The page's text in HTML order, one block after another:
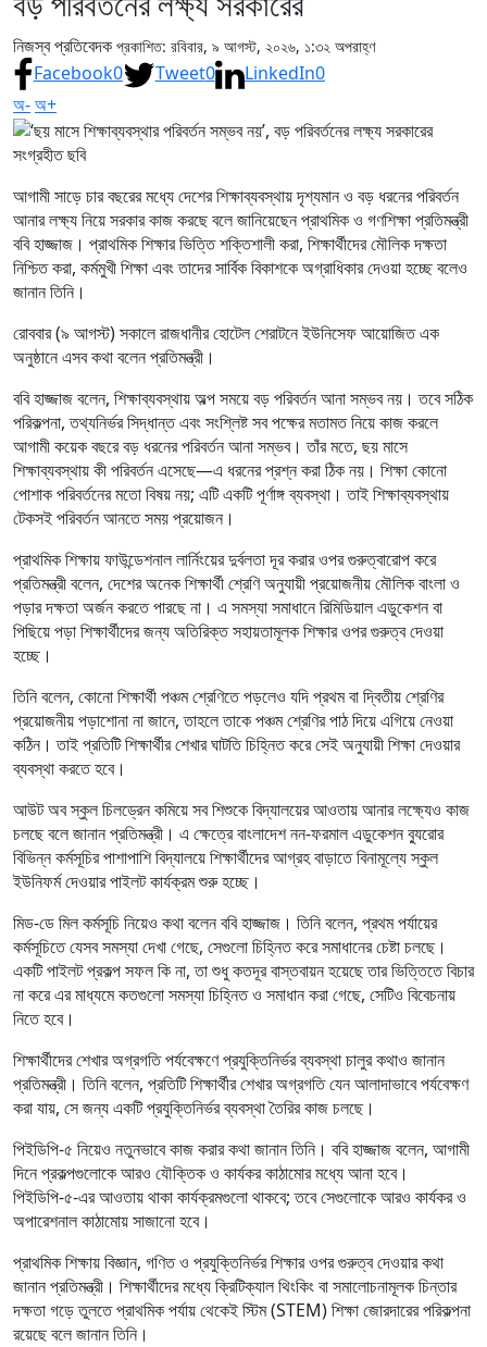
নিজস্ব প্রতিবেদক প্রকাশিত: রবিবার, ৯ আগস্ট, ২০২৬, ১:৩২ অপরাহ্ণ
Facebook0 Tweet0 LinkedIn0
অ-অ+
সংগ্রহীত ছবি
আগামী সাড়ে চার বছরের মধ্যে দেশের শিক্ষাব্যবস্থায় দৃশ্যমান ও বড় ধরনের পরিবর্তন
আনার লক্ষ্য নিয়ে সরকার কাজ করছে বলে জানিয়েছেন প্রাথমিক ও গণশিক্ষা প্রতিমন্ত্রী
ববি হাজ্জাজ। প্রাথমিক শিক্ষার ভিত্তি শক্তিশালী করা, শিক্ষার্থীদের মৌলিক দক্ষতা
নিশ্চিত করা, কর্মমুখী শিক্ষা এবং তাদের সার্বিক বিকাশকে অগ্রাধিকার দেওয়া হচ্ছে বলেও
জানান তিনি।
রোববার (৯ আগস্ট) সকালে রাজধানীর হোটেল শেরাটনে ইউনিসেফ আয়োজিত এক
অনুষ্ঠানে এসব কথা বলেন প্রতিমন্ত্রী।
ববি হাজ্জাজ বলেন, শিক্ষাব্যবস্থায় অল্প সময়ে বড় পরিবর্তন আনা সম্ভব নয়। তবে সঠিক
পরিকল্পনা, তথ্যনির্ভর সিদ্ধান্ত এবং সংশ্লিষ্ট সব পক্ষের মতামত নিয়ে কাজ করলে
আগামী কয়েক বছরে বড় ধরনের পরিবর্তন আনা সম্ভব। তাঁর মতে, ছয় মাসে
শিক্ষাব্যবস্থায় কী পরিবর্তন এসেছে—এ ধরনের প্রশ্ন করা ঠিক নয়। শিক্ষা কোনো
পোশাক পরিবর্তনের মতো বিষয় নয়; এটি একটি পূর্ণাঙ্গ ব্যবস্থা। তাই শিক্ষাব্যবস্থায়
টেকসই পরিবর্তন আনতে সময় প্রয়োজন।
প্রাথমিক শিক্ষায় ফাউন্ডেশনাল লার্নিংয়ের দুর্বলতা দূর করার ওপর গুরুত্বারোপ করে
প্রতিমন্ত্রী বলেন, দেশের অনেক শিক্ষার্থী শ্রেণি অনুযায়ী প্রয়োজনীয় মৌলিক বাংলা ও
পড়ার দক্ষতা অর্জন করতে পারছে না। এ সমস্যা সমাধানে রিমিডিয়াল এডুকেশন বা
পিছিয়ে পড়া শিক্ষার্থীদের জন্য অতিরিক্ত সহায়তামূলক শিক্ষার ওপর গুরুত্ব দেওয়া
হচ্ছে।
তিনি বলেন, কোনো শিক্ষার্থী পঞ্চম শ্রেণিতে পড়লেও যদি প্রথম বা দ্বিতীয় শ্রেণির
প্রয়োজনীয় পড়াশোনা না জানে, তাহলে তাকে পঞ্চম শ্রেণির পাঠ দিয়ে এগিয়ে নেওয়া
কঠিন। তাই প্রতিটি শিক্ষার্থীর শেখার ঘাটতি চিহ্নিত করে সেই অনুযায়ী শিক্ষা দেওয়ার
ব্যবস্থা করতে হবে।
আউট অব স্কুল চিলড্রেন কমিয়ে সব শিশুকে বিদ্যালয়ের আওতায় আনার লক্ষ্যেও কাজ
চলছে বলে জানান প্রতিমন্ত্রী। এ ক্ষেত্রে বাংলাদেশ নন-ফরমাল এডুকেশন ব্যুরোর
বিভিন্ন কর্মসূচির পাশাপাশি বিদ্যালয়ে শিক্ষার্থীদের আগ্রহ বাড়াতে বিনামূল্যে স্কুল
ইউনিফর্ম দেওয়ার পাইলট কার্যক্রম শুরু হচ্ছে।
মিড-ডে মিল কর্মসূচি নিয়েও কথা বলেন ববি হাজ্জাজ। তিনি বলেন, প্রথম পর্যায়ের
কর্মসূচিতে যেসব সমস্যা দেখা গেছে, সেগুলো চিহ্নিত করে সমাধানের চেষ্টা চলছে।
একটি পাইলট প্রকল্প সফল কি না, তা শুধু কতদূর বাস্তবায়ন হয়েছে তার ভিত্তিতে বিচার
না করে এর মাধ্যমে কতগুলো সমস্যা চিহ্নিত ও সমাধান করা গেছে, সেটিও বিবেচনায়
নিতে হবে।
শিক্ষার্থীদের শেখার অগ্রগতি পর্যবেক্ষণে প্রযুক্তিনির্ভর ব্যবস্থা চালুর কথাও জানান
প্রতিমন্ত্রী। তিনি বলেন, প্রতিটি শিক্ষার্থীর শেখার অগ্রগতি যেন আলাদাভাবে পর্যবেক্ষণ
করা যায়, সে জন্য একটি প্রযুক্তিনির্ভর ব্যবস্থা তৈরির কাজ চলছে।
পিইডিপি-৫ নিয়েও নতুনভাবে কাজ করার কথা জানান তিনি। ববি হাজ্জাজ বলেন, আগামী
দিনে প্রকল্পগুলোকে আরও যৌক্তিক ও কার্যকর কাঠামোর মধ্যে আনা হবে।
পিইডিপি-৫-এর আওতায় থাকা কার্যক্রমগুলো থাকবে; তবে সেগুলোকে আরও কার্যকর ও
অপারেশনাল কাঠামোয় সাজানো হবে।
প্রাথমিক শিক্ষায় বিজ্ঞান, গণিত ও প্রযুক্তিনির্ভর শিক্ষার ওপর গুরুত্ব দেওয়ার কথা
জানান প্রতিমন্ত্রী। শিক্ষার্থীদের মধ্যে ক্রিটিক্যাল থিংকিং বা সমালোচনামূলক চিন্তার
দক্ষতা গড়ে তুলতে প্রাথমিক পর্যায় থেকেই স্টিম (STEM) শিক্ষা জোরদারের পরিকল্পনা
রয়েছে বলে জানান তিনি।